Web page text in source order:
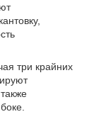
три крайних